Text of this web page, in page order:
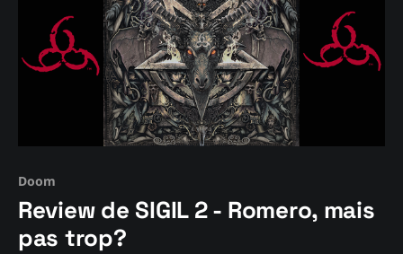
Doom
Review de SIGIL 2 - Romero, mais
pas trop?